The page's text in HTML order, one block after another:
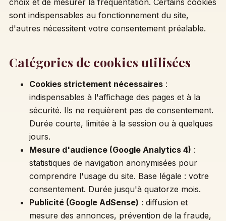
sont indispensables au fonctionnement du site,
d'autres nécessitent votre consentement préalable.
Catégories de cookies utilisées
Cookies strictement nécessaires:
indispensables à l'affichage des pages et à la
sécurité. Ils ne requièrent pas de consentement.
Durée courte, limitée à la session ou à quelques
jours.
Mesure d'audience (Google Analytics 4) :
statistiques de navigation anonymisées pour
comprendre l'usage du site. Base légale : votre
consentement. Durée jusqu'à quatorze mois.
Publicité (Google AdSense) : diffusion et
mesure des annonces, prévention de la fraude,